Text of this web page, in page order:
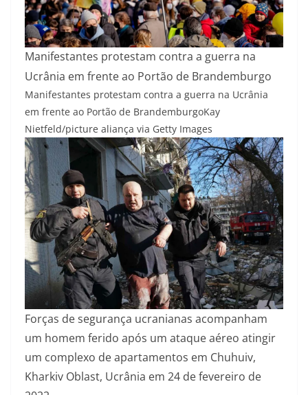
Manifestantes protestam contra a guerra na
Ucrânia em frente ao Portão de Brandemburgo
Manifestantes protestam contra a guerra na Ucrânia
em frente ao Portão de BrandemburgoKay
Nietfeld/picture aliança via Getty Images
Forças de segurança ucranianas acompanham
um homem ferido após um ataque aéreo atingir
um complexo de apartamentos em Chuhuiv,
Kharkiv Oblast, Ucrânia em 24 de fevereiro de